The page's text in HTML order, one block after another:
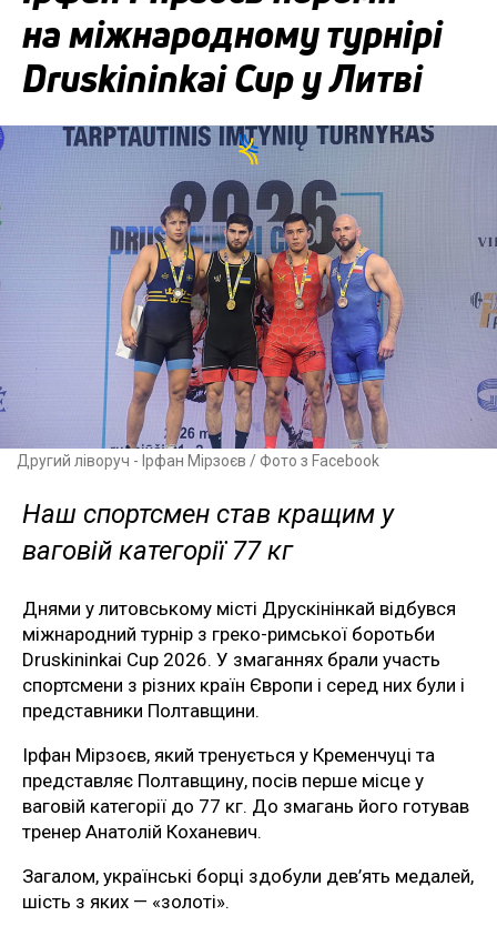
на міжнародному турнірі
Druskininkai Cup у Литві
Другий ліворуч - Ірфан Мірзоєв / Фото з Facebook
Наш спортсмен став кращим у
ваговій категорії 77 кг
Днями у литовському місті Друскінінкай відбувся
міжнародний турнір з греко-римської боротьби
Druskininkai Cup 2026. У змаганнях брали участь
спортсмени з різних країн Європи і серед них були і
представники Полтавщини.
Ірфан Мірзоєв, який тренується у Кременчуці та
представляє Полтавщину, посів перше місце у
ваговій категорії до 77 кг. До змагань його готував
тренер Анатолій Коханевич.
Загалом, українські борці здобули дев’ять медалей,
шість з яких — «золоті».